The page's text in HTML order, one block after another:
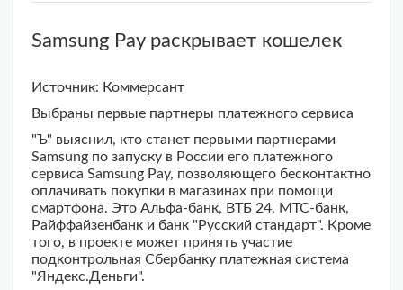
Samsung Pay раскрывает кошелек
Источник: Коммерсант
Выбраны первые партнеры платежного сервиса
"Ъ" выяснил, кто станет первыми партнерами
Samsung по запуску в России его платежного
сервиса Samsung Pay, позволяющего бесконтактно
оплачивать покупки в магазинах при помощи
смартфона. Это Альфа-банк, ВТБ 24, МТС-банк,
Райффайзенбанк и банк "Русский стандарт". Кроме
того, в проекте может принять участие
подконтрольная Сбербанку платежная система
"Яндекс.Деньги".